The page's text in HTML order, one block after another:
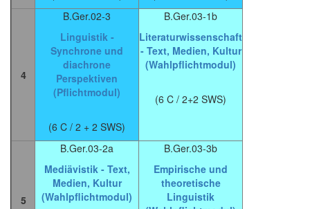
4
B.Ger.02-3
Linguistik -
Synchrone und
diachrone
Perspektiven
(Pflichtmodul)
(6 C / 2 + 2 SWS)
B.Ger.03-1b
Literaturwissenschaft
- Text, Medien, Kultur
(Wahlpflichtmodul)
(6 C / 2+2 SWS)
5
B.Ger.03-2a
Mediävistik - Text,
Medien, Kultur
(Wahlpflichtmodul)
B.Ger.03-3b
Empirische und
theoretische
Linguistik